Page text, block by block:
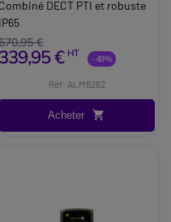
Combiné DECT PTI et robuste
IP65
€
339,95 € HT -49%
Réf: ALM8262
Acheter